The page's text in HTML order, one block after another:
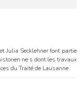
Julia Secklehner font partie
dont les travaux
du Traité de Lausanne.